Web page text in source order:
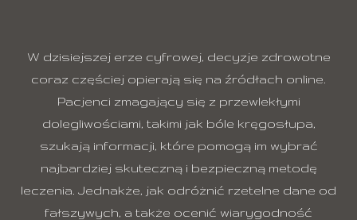
W dzisiejszej erze cyfrowej, decyzje zdrowotne
coraz częściej opierają się na źródłach online.
Pacjenci zmagający się z przewlekłymi
dolegliwościami, takimi jak bóle kręgosłupa,
szukają informacji, które pomogą im wybrać
najbardziej skuteczną i bezpieczną metodę
leczenia. Jednakże, jak odróżnić rzetelne dane od
fałszywych, a także ocenić wiarygodność